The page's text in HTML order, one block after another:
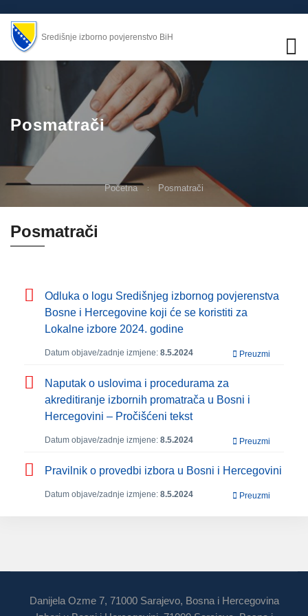
Središnje izborno povjerenstvo BiH
Posmatrači
Početna Posmatrači
Posmatrači
Odluka o logu Središnjeg izbornog povjerenstva
Bosne i Hercegovine koji će se koristiti za
Lokalne izbore 2024. godine
Datum objave/zadnje izmjene: 8.5.2024 Preuzmi
Naputak o uslovima i procedurama za
akreditiranje izbornih promatrača u Bosni i
Hercegovini – Pročišćeni tekst
Datum objave/zadnje izmjene: 8.5.2024 Preuzmi
Pravilnik o provedbi izbora u Bosni i Hercegovini
Datum objave/zadnje izmjene: 8.5.2024 Preuzmi
Danijela Ozme 7, 71000 Sarajevo, Bosna i Hercegovina